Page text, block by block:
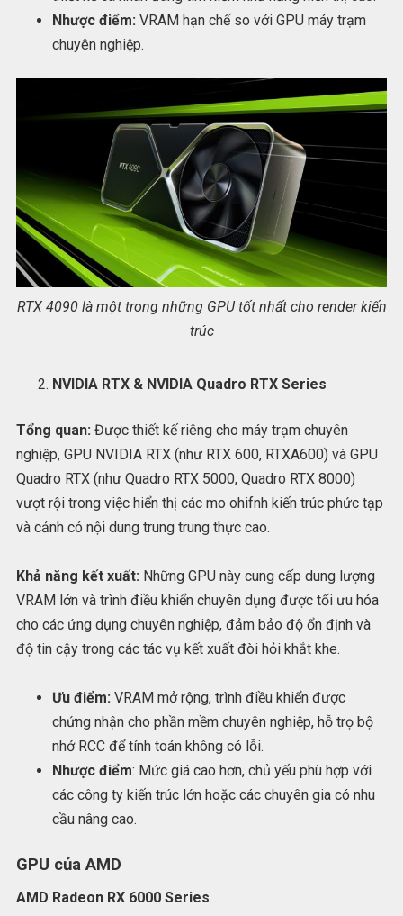
Nhược điểm: VRAM hạn chế so với GPU máy trạm
chuyên nghiệp.
RTX 4090 là một trong những GPU tốt nhất cho render kiến
trúc
NVIDIA RTX & NVIDIA Quadro RTX Series
Tổng quan: Được thiết kế riêng cho máy trạm chuyên
nghiệp, GPU NVIDIA RTX (như RTX 600, RTXA600) và GPU
Quadro RTX (như Quadro RTX 5000, Quadro RTX 8000)
vượt rội trong việc hiển thị các mo ohifnh kiến trúc phức tạp
và cảnh có nội dung trung trung thực cao.
Khả năng kết xuất: Những GPU này cung cấp dung lượng
VRAM lớn và trình điều khiển chuyên dụng được tối ưu hóa
cho các ứng dụng chuyên nghiệp, đảm bảo độ ổn định và
độ tin cậy trong các tác vụ kết xuất đòi hỏi khắt khe.
Ưu điểm: VRAM mở rộng, trình điều khiển được
chứng nhận cho phần mềm chuyên nghiệp, hỗ trọ bộ
nhớ RCC để tính toán không có lỗi.
Nhược điểm: Mức giá cao hơn, chủ yếu phù hợp với
các công ty kiến trúc lớn hoặc các chuyên gia có nhu
cầu nâng cao.
GPU của AMD
AMD Radeon RX 6000 Series